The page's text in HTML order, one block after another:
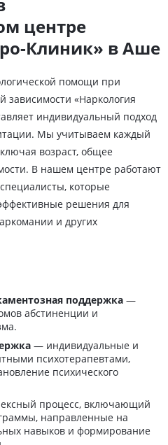
центре
Клиник» в Аше
помощи при
зависимости «Наркология
индивидуальный подход
Мы учитываем каждый
возраст, общее
В нашем центре работают
которые
решения для
и других
поддержка —
абстиненции и
— индивидуальные и
психотерапевтами,
психического
процесс, включающий
направленные на
навыков и формирование